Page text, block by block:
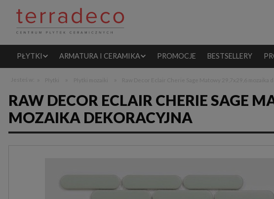
PŁYTKI ARMATURA I CERAMIKA PROMOCJE BESTSELLERY
RAW DECOR ECLAIR CHERIE SAGE
MOZAIKA DEKORACYJNA